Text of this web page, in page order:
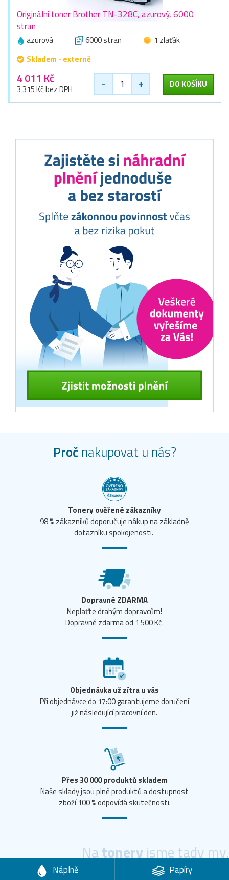
Originální toner Brother TN-328C, azurový, 6000
stran
azurová 6000 stran
1 zlaťák
Skladem - externě
4 011 Kč
3 315 Kč bez DPH - + DO KOŠÍKU
Proč nakupovat u nás?
Tonery ověřené zákazníky
98 % zákazníků doporučuje nákup na základně
dotazníku spokojenosti.
Dopravné ZDARMA
Neplaťte drahým dopravcům!
Dopravné zdarma od 1 500 Kč.
Objednávka už zítra u vás
Při objednávce do 17:00 garantujeme doručení
již následující pracovní den.
Přes 30 000 produktů skladem
Naše sklady jsou plné produktů a dostupnost
zboží 100 % odpovídá skutečnosti.
Natoneryjsme tady my.
Náplně
Papíry